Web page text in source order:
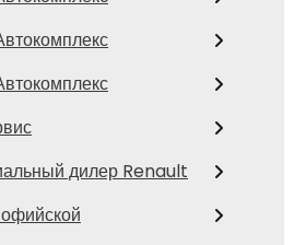
дилер Renault